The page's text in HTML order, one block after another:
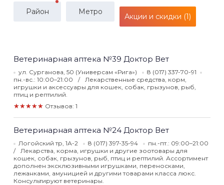
Район Метро
Акции и скидки (1)
Ветеринарная аптека №39 Доктор Вет
ул. Сурганова, 50 (Универсам «Рига»)
8 (017) 337-70-91
пн.-вс.: 10:00–21:00
Лекарственные средства, корм,
игрушки и аксессуары для кошек, собак, грызунов, рыб,
птиц и рептилий.
★★★★★ Отзывов: 1
Ветеринарная аптека №24 Доктор Вет
Логойский тр, 1А-2 8 (017) 397-35-94
пн.-пт.: 09:00–21:00
Лекарства, корма, игрушки и другие зоотовары для
кошек, собак, грызунов, рыб, птиц и рептилий. Ассортимент
дополнен эксклюзивными игрушками, переносками,
лежанками, амуницией и другими товарами класса люкс.
Консультируют ветеринары.